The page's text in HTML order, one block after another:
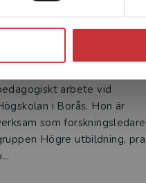
arbete vid
i Borås. Hon är
som
Högre utbildning,